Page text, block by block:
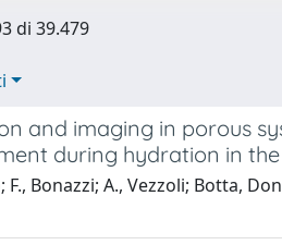
di 39.479
and imaging in porous
during hydration in
F., Bonazzi; A., Vezzoli; Botta,